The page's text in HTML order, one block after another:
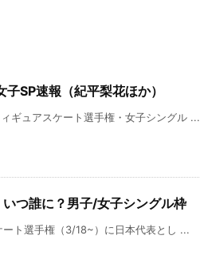
SP速報（紀平梨花ほか）
ギュアスケート選手権・女子シングル ...
つ誰に？男子/女子シングル枠
ト選手権（3/18~）に日本代表とし ...